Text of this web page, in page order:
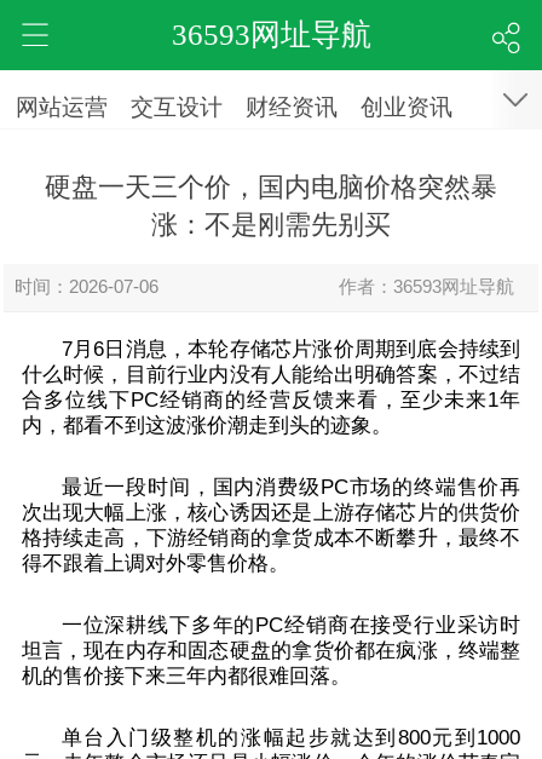
36593网址导航
网站运营 交互设计 财经资讯 创业资讯
硬盘一天三个价，国内电脑价格突然暴
涨：不是刚需先别买
时间：2026-07-06 作者：36593网址导航
7月6日消息，本轮存储芯片涨价周期到底会持续到
什么时候，目前行业内没有人能给出明确答案， 不过结
合多位线下PC经销商的经营反馈来看，至少未来1年
内，都看不到这波涨价潮走到头的迹象。
最近一段时间，国内消费级PC市场的终端售价再
次出现大幅上涨，核心诱因还是上游存储芯片的供货价
格持续走高，下游经销商的拿货成本不断攀升，最终不
得不跟着上调对外零售价格。
一位深耕线下多年的PC经销商在接受行业采访时
坦言，现在内存和固态硬盘的拿货价都在疯涨，终端整
机的售价接下来三年内都很难回落。
单台入门级整机的涨幅起步就达到800元到1000